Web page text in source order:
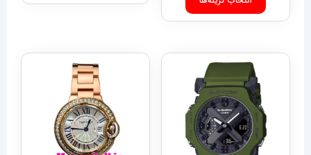
تامحصول
انواع
باشد.
گزینه